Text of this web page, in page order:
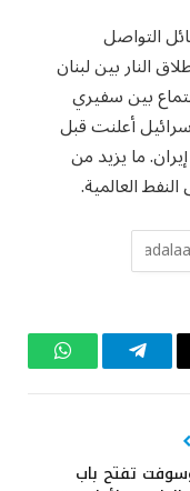
التواصل
النار بين لبنان
بين سفيري
أعلنت قبل
ما يزيد من
العالمية.
تيلقرام واتساب
تفتح باب